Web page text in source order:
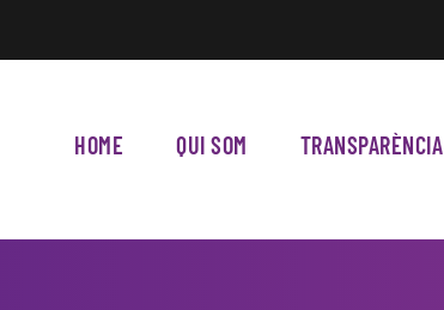
HOME QUI SOM TRANSPARÈNCIA